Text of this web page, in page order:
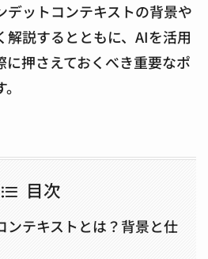
デットコンテキストの背景や
解説するとともに、AIを活用
に押さえておくべき重要なポ
目次
ンテキストとは？背景と仕